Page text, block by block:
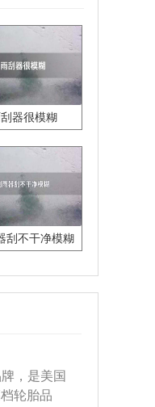
器很模糊
刮不干净模糊
，是美国
轮胎品